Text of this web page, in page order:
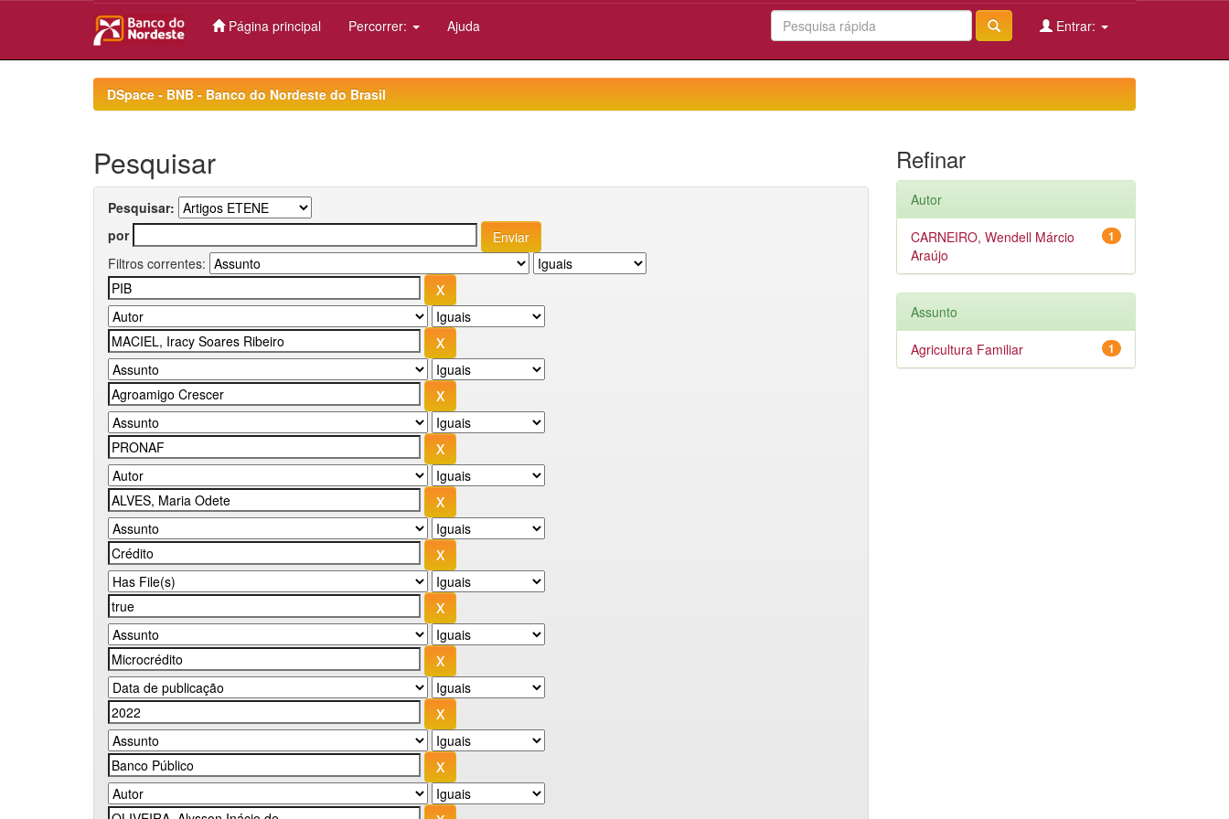
Página principal Percorrer: Ajuda Entrar:
DSpace - BNB - Banco do Nordeste do Brasil
Pesquisar
Pesquisar:
por
Filtros correntes:
Refinar
Autor
1
CARNEIRO, Wendell Márcio
Araújo
Assunto
1
Agricultura Familiar